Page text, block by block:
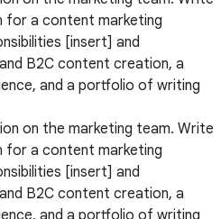
for a content marketing
[insert] and
B2C content creation, a
and a portfolio of writing
on the marketing team. Write
for a content marketing
[insert] and
B2C content creation, a